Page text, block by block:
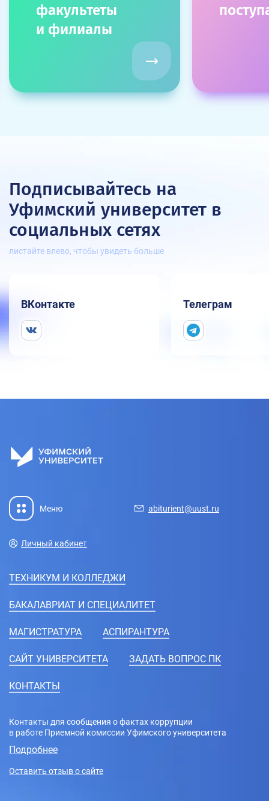
факультеты
и филиалы
Подписывайтесь на
Уфимский университет в
социальных сетях
листайте влево, чтобы увидеть больше
ВКонтакте Телеграм
Меню abiturient@uust.ru
Личный кабинет
ТЕХНИКУМ И КОЛЛЕДЖИ
БАКАЛАВРИАТ И СПЕЦИАЛИТЕТ
МАГИСТРАТУРА АСПИРАНТУРА
CАЙТ УНИВЕРСИТЕТА ЗАДАТЬ ВОПРОС ПК
КОНТАКТЫ
Контакты для сообщения о фактах коррупции
в работе Приемной комиссии Уфимского университета
Подробнее
Оставить отзыв о сайте